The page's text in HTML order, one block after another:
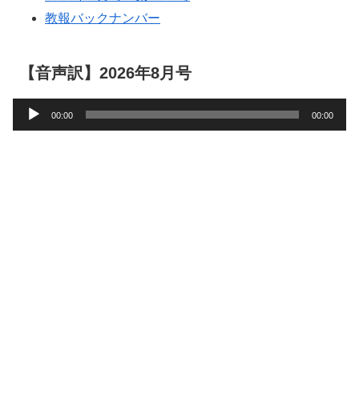
教報バックナンバー
【音声訳】2026年8月号
声
00:00 00:00